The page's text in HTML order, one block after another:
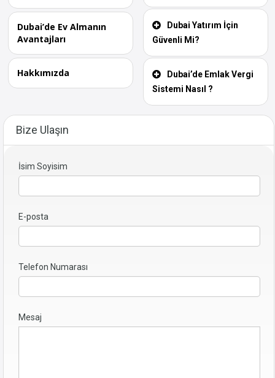
Dubai’de Ev Almanın
Avantajları
Hakkımızda
Dubai Yatırım İçin
Güvenli Mi?
Dubai’de Emlak Vergi
Sistemi Nasıl ?
Bize Ulaşın
İsim Soyisim
E-posta
Telefon Numarası
Mesaj